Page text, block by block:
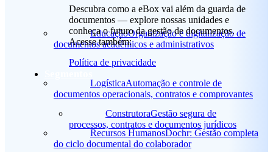
Descubra como a eBox vai além da guarda de
documentos — explore nossas unidades e
conheça o futuro da gestão de documentos.
Acesse também:
Política de privacidade
ConstrutoraGestão segura de
processos, contratos e documentos jurídicos
EducaçãoOrganização e digitalização de
documentos acadêmicos e administrativos
LogísticaAutomação e controle de
documentos operacionais, contratos e comprovantes
Recursos HumanosDochr: Gestão completa
do ciclo documental do colaborador